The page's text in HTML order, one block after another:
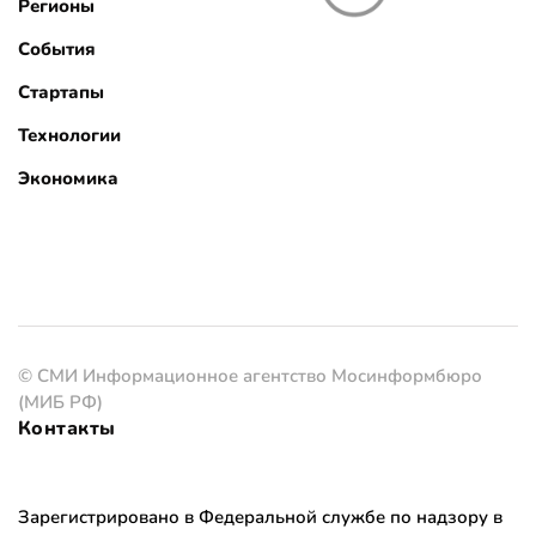
Регионы
События
Стартапы
Технологии
Экономика
© СМИ Информационное агентство Мосинформбюро
(МИБ РФ)
Контакты
Зарегистрировано в Федеральной службе по надзору в